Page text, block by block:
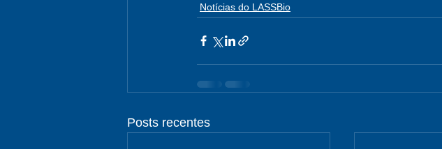
Notícias do LASSBio
Posts recentes